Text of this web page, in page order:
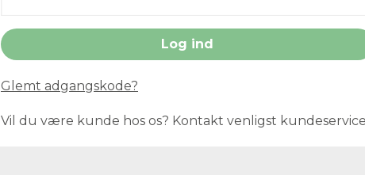
Glemt adgangskode?
Vil du være kunde hos os? Kontakt venligst